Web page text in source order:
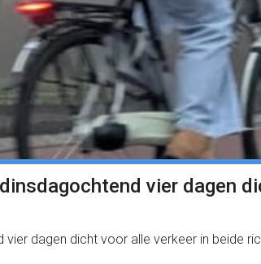
vier dagen
dagen dicht voor alle verkeer in beide